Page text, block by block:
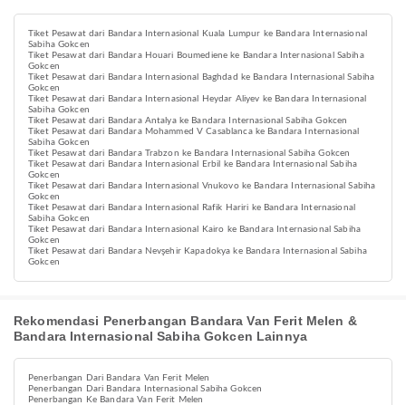
Tiket Pesawat dari Bandara Internasional Kuala Lumpur ke Bandara Internasional
Sabiha Gokcen
Tiket Pesawat dari Bandara Houari Boumediene ke Bandara Internasional Sabiha
Gokcen
Tiket Pesawat dari Bandara Internasional Baghdad ke Bandara Internasional Sabiha
Gokcen
Tiket Pesawat dari Bandara Internasional Heydar Aliyev ke Bandara Internasional
Sabiha Gokcen
Tiket Pesawat dari Bandara Antalya ke Bandara Internasional Sabiha Gokcen
Tiket Pesawat dari Bandara Mohammed V Casablanca ke Bandara Internasional
Sabiha Gokcen
Tiket Pesawat dari Bandara Trabzon ke Bandara Internasional Sabiha Gokcen
Tiket Pesawat dari Bandara Internasional Erbil ke Bandara Internasional Sabiha
Gokcen
Tiket Pesawat dari Bandara Internasional Vnukovo ke Bandara Internasional Sabiha
Gokcen
Tiket Pesawat dari Bandara Internasional Rafik Hariri ke Bandara Internasional
Sabiha Gokcen
Tiket Pesawat dari Bandara Internasional Kairo ke Bandara Internasional Sabiha
Gokcen
Tiket Pesawat dari Bandara Nevşehir Kapadokya ke Bandara Internasional Sabiha
Gokcen
Rekomendasi Penerbangan Bandara Van Ferit Melen &
Bandara Internasional Sabiha Gokcen Lainnya
Penerbangan Dari Bandara Van Ferit Melen
Penerbangan Dari Bandara Internasional Sabiha Gokcen
Penerbangan Ke Bandara Van Ferit Melen